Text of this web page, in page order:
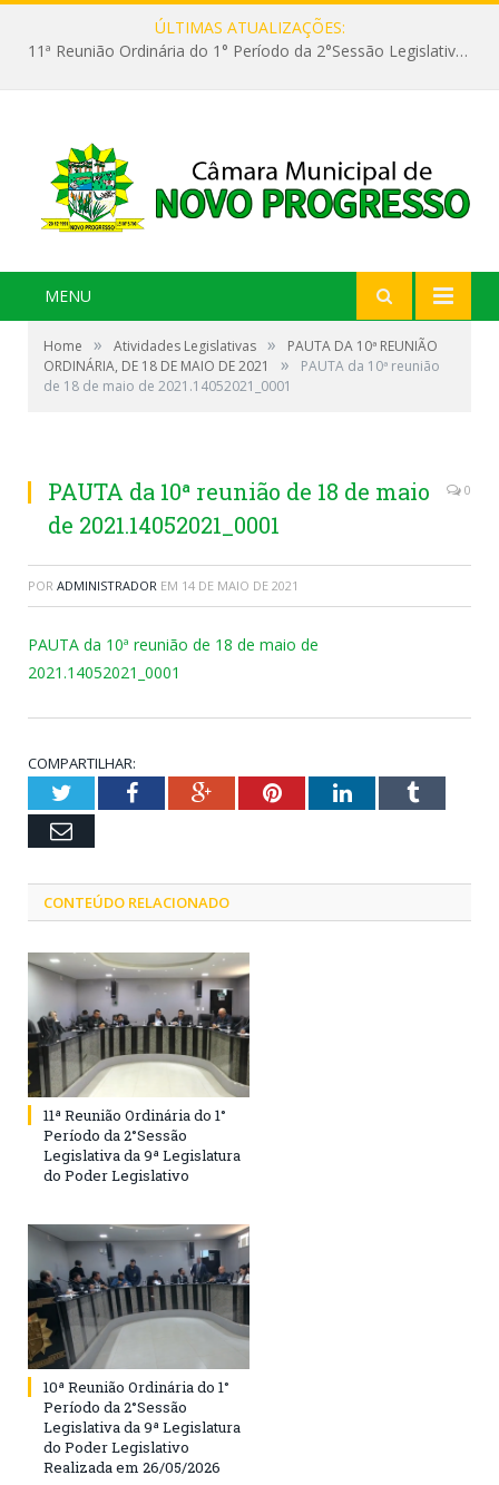
ÚLTIMAS ATUALIZAÇÕES:
11ª Reunião Ordinária do 1° Período da 2°Sessão Legislativa da 9ª Legislatura do Poder Legislativo
MENU
Home » Atividades Legislativas »
PAUTA DA 10ª REUNIÃO
ORDINÁRIA, DE 18 DE MAIO DE 2021
»
PAUTA da 10ª reunião
de 18 de maio de 2021.14052021_0001
PAUTA da 10ª reunião de 18 de maio
de 2021.14052021_0001
0
POR ADMINISTRADOR EM 14 DE MAIO DE 2021
PAUTA da 10ª reunião de 18 de maio de
2021.14052021_0001
COMPARTILHAR:
TwitterFacebookGoogle+PinterestLinkedInTumblr
Email
CONTEÚDO RELACIONADO
11ª Reunião Ordinária do 1°
Período da 2°Sessão
Legislativa da 9ª Legislatura
do Poder Legislativo
10ª Reunião Ordinária do 1°
Período da 2°Sessão
Legislativa da 9ª Legislatura
do Poder Legislativo
Realizada em 26/05/2026